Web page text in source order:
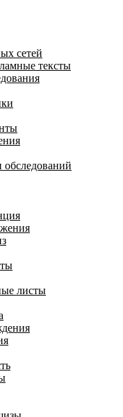
сетей
тексты
обследований
листы